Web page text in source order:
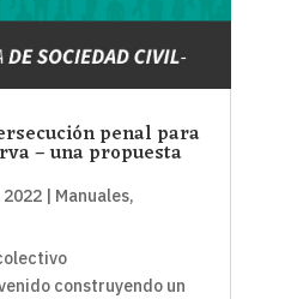
penal para
– una propuesta
2022| Manuales,
construyendo un